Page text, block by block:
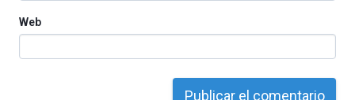
Web